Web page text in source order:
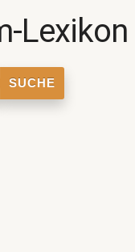
Lexikon
SUCHE